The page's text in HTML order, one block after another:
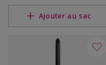
Ajouter au sac